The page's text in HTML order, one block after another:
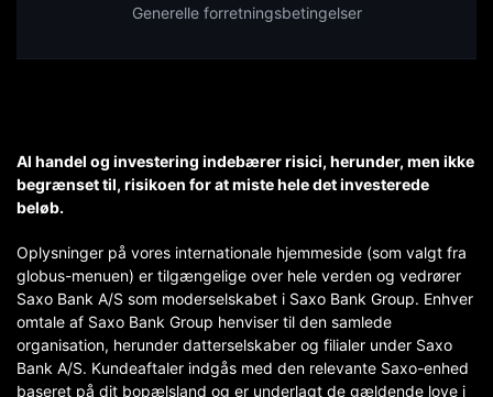
Generelle forretningsbetingelser
Al handel og investering indebærer risici, herunder, men ikke
begrænset til, risikoen for at miste hele det investerede
beløb.
Oplysninger på vores internationale hjemmeside (som valgt fra
globus-menuen) er tilgængelige over hele verden og vedrører
Saxo Bank A/S som moderselskabet i Saxo Bank Group. Enhver
omtale af Saxo Bank Group henviser til den samlede
organisation, herunder datterselskaber og filialer under Saxo
Bank A/S. Kundeaftaler indgås med den relevante Saxo-enhed
baseret på dit bopælsland og er underlagt de gældende love i